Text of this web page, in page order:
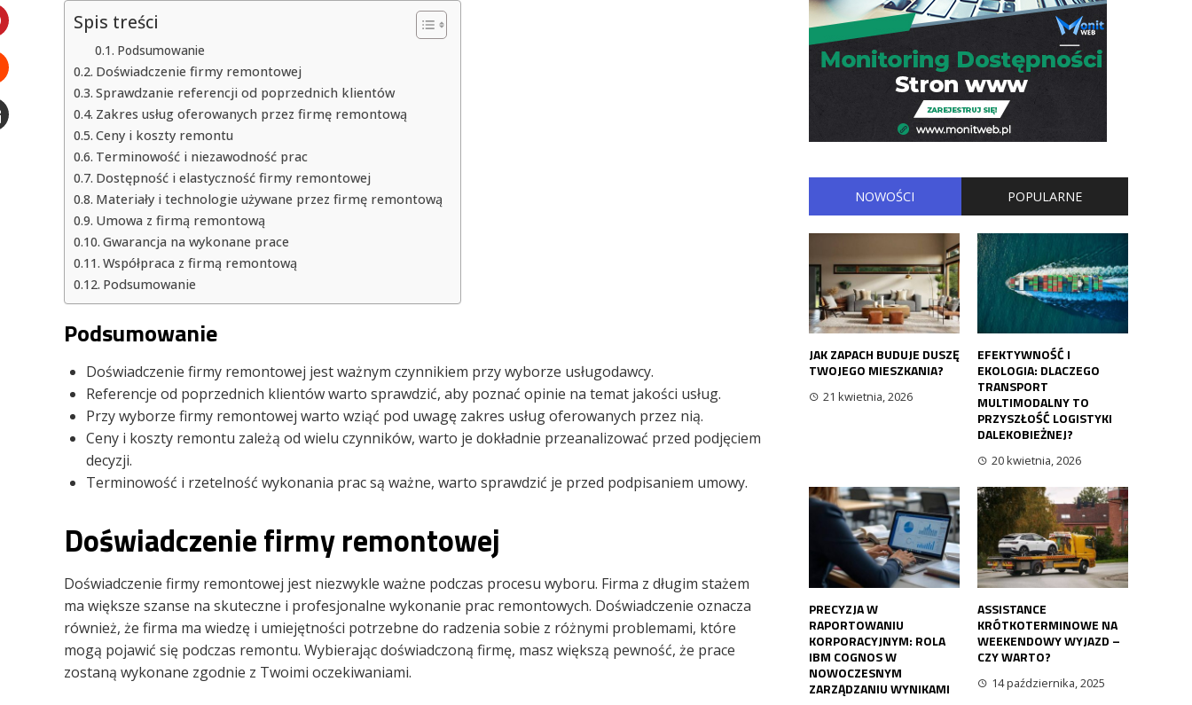
Spis treści
Podsumowanie
Doświadczenie firmy remontowej
Sprawdzanie referencji od poprzednich klientów
Zakres usług oferowanych przez firmę remontową
Ceny i koszty remontu
Terminowość i niezawodność prac
Dostępność i elastyczność firmy remontowej
Materiały i technologie używane przez firmę remontową
Umowa z firmą remontową
Gwarancja na wykonane prace
Współpraca z firmą remontową
Podsumowanie
Podsumowanie
Doświadczenie firmy remontowej jest ważnym czynnikiem przy wyborze usługodawcy.
Referencje od poprzednich klientów warto sprawdzić, aby poznać opinie na temat jakości usług.
Przy wyborze firmy remontowej warto wziąć pod uwagę zakres usług oferowanych przez nią.
Ceny i koszty remontu zależą od wielu czynników, warto je dokładnie przeanalizować przed podjęciem
decyzji.
Terminowość i rzetelność wykonania prac są ważne, warto sprawdzić je przed podpisaniem umowy.
Doświadczenie firmy remontowej
Doświadczenie firmy remontowej jest niezwykle ważne podczas procesu wyboru. Firma z długim stażem
ma większe szanse na skuteczne i profesjonalne wykonanie prac remontowych. Doświadczenie oznacza
również, że firma ma wiedzę i umiejętności potrzebne do radzenia sobie z różnymi problemami, które
mogą pojawić się podczas remontu. Wybierając doświadczoną firmę, masz większą pewność, że prace
zostaną wykonane zgodnie z Twoimi oczekiwaniami.
NOWOŚCI POPULARNE
JAK ZAPACH BUDUJE DUSZĘ
TWOJEGO MIESZKANIA?
21 kwietnia, 2026
EFEKTYWNOŚĆ I
EKOLOGIA: DLACZEGO
TRANSPORT
MULTIMODALNY TO
PRZYSZŁOŚĆ LOGISTYKI
DALEKOBIEŻNEJ?
20 kwietnia, 2026
PRECYZJA W
RAPORTOWANIU
KORPORACYJNYM: ROLA
IBM COGNOS W
NOWOCZESNYM
ZARZĄDZANIU WYNIKAMI
ASSISTANCE
KRÓTKOTERMINOWE NA
WEEKENDOWY WYJAZD –
CZY WARTO?
14 października, 2025